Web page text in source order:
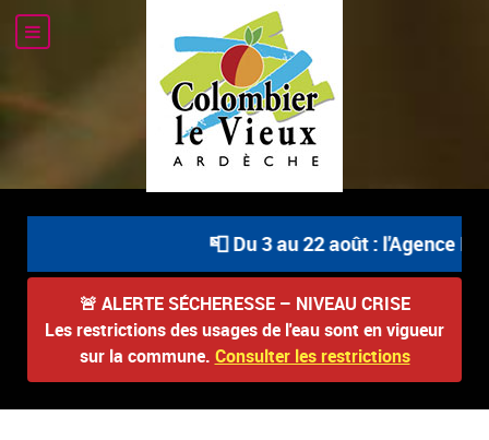
📮 Du 3 au 22 août : l'Agence
🚨 ALERTE SÉCHERESSE – NIVEAU CRISE
Les restrictions des usages de l'eau sont en vigueur
sur la commune. Consulter les restrictions